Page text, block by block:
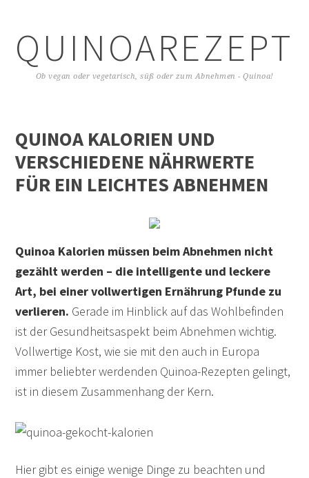
Ob vegan oder vegetarisch, süß oder zum Abnehmen - Quinoa!
QUINOA KALORIEN UND
VERSCHIEDENE NÄHRWERTE
FÜR EIN LEICHTES ABNEHMEN
Quinoa Kalorien müssen beim Abnehmen nicht
gezählt werden – die intelligente und leckere
Art, bei einer vollwertigen Ernährung Pfunde zu
verlieren. Gerade im Hinblick auf das Wohlbefinden
ist der Gesundheitsaspekt beim Abnehmen wichtig.
Vollwertige Kost, wie sie mit den auch in Europa
immer beliebter werdenden Quinoa-Rezepten gelingt,
ist in diesem Zusammenhang der Kern.
Hier gibt es einige wenige Dinge zu beachten und